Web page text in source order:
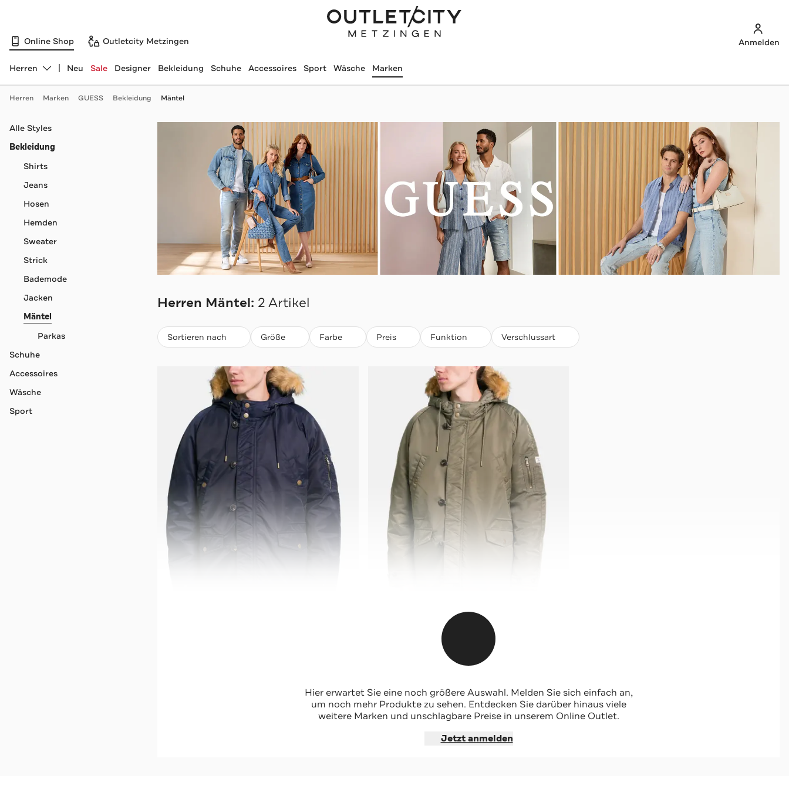
Online Shop Outletcity Metzingen Anmelden
Abteilung ändern, ausgewählt:
Herren Neu Sale Designer Bekleidung Schuhe Accessoires Sport Wäsche Marken
Herren Marken GUESS Bekleidung Mäntel
Herren Mäntel: 2 Artikel
Navigation überspringen
Alle Styles
Bekleidung
Shirts
Jeans
Hosen
Hemden
Sweater
Strick
Bademode
Jacken
Mäntel
Parkas
Schuhe
Accessoires
Wäsche
Sport
Sortieren nach
Beliebteste Größe Farbe Preis Funktion Verschlussart
Parka oliv
Sale
Jetzt shoppen
Hier erwartet Sie eine noch größere Auswahl. Melden Sie sich einfach an,
um noch mehr Produkte zu sehen. Entdecken Sie darüber hinaus viele
weitere Marken und unschlagbare Preise in unserem Online Outlet.
Jetzt anmelden